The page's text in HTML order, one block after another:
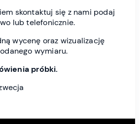
skontaktuj się z nami podaj
lub telefonicznie.
wycenę oraz wizualizację
wymiaru.
próbki.